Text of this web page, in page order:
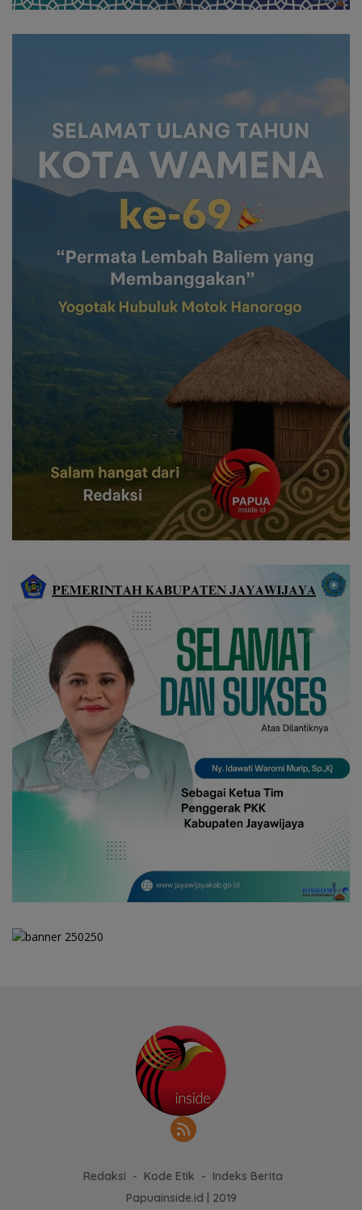
Redaksi Kode Etik
Indeks Berita
Papuainside.id | 2019